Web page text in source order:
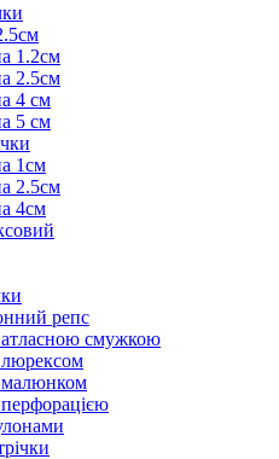
1.2см
2.5см
4 см
5 см
1см
2.5см
4см
репс
атласною смужкою
люрексом
малюнком
перфорацією